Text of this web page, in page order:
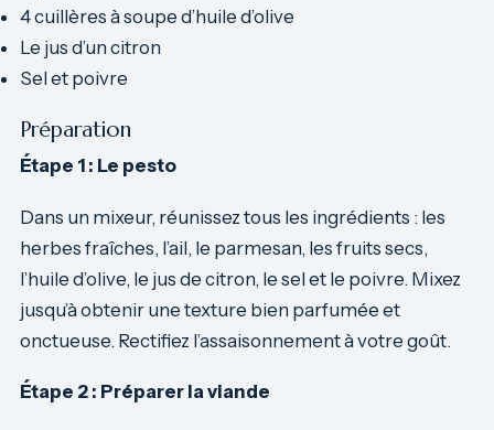
4 cuillères à soupe d’huile d’olive
Le jus d’un citron
Sel et poivre
Préparation
Étape 1 : Le pesto
Dans un mixeur, réunissez tous les ingrédients : les
herbes fraîches, l’ail, le parmesan, les fruits secs,
l’huile d’olive, le jus de citron, le sel et le poivre. Mixez
jusqu’à obtenir une texture bien parfumée et
onctueuse. Rectifiez l’assaisonnement à votre goût.
Étape 2 : Préparer la viande